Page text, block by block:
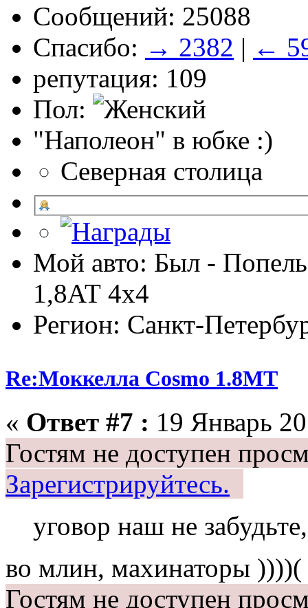
Сообщений: 25088
Спасибо: → 2382 | ←
репутация: 109
Пол:
"Наполеон" в юбке :)
Северная столица
Мой авто: Был -
1,8АТ 4х4
Регион: Санкт-
Re:Моккелла Cosmo 1.8МТ
« Ответ #7 : 19 Январь
Гостям не доступен
Зарегистрируйтесь.
уговор наш не
во млин, махинаторы ))))(
Гостям не доступен